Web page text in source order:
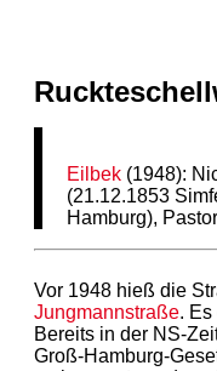
Eilbek (1948):
(21.12.1853
Hamburg),
Vor 1948 hieß die
Jungmannstraße.
Bereits in der NS-
Groß-Hamburg-